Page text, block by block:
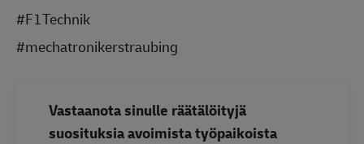
#F1Technik
#mechatronikerstraubing
Vastaanota sinulle räätälöityjä
suosituksia avoimista työpaikoista